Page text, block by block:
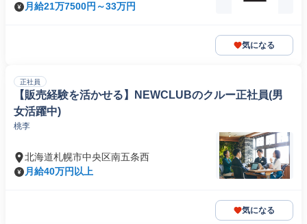
月給21万7500円～33万円
気になる
正社員
【販売経験を活かせる】NEWCLUBのクルー正社員(男
女活躍中)
桃李
北海道札幌市中央区南五条西
月給40万円以上
気になる